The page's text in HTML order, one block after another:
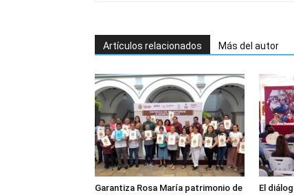
Artículos relacionados Más del autor
Garantiza Rosa María patrimonio de El